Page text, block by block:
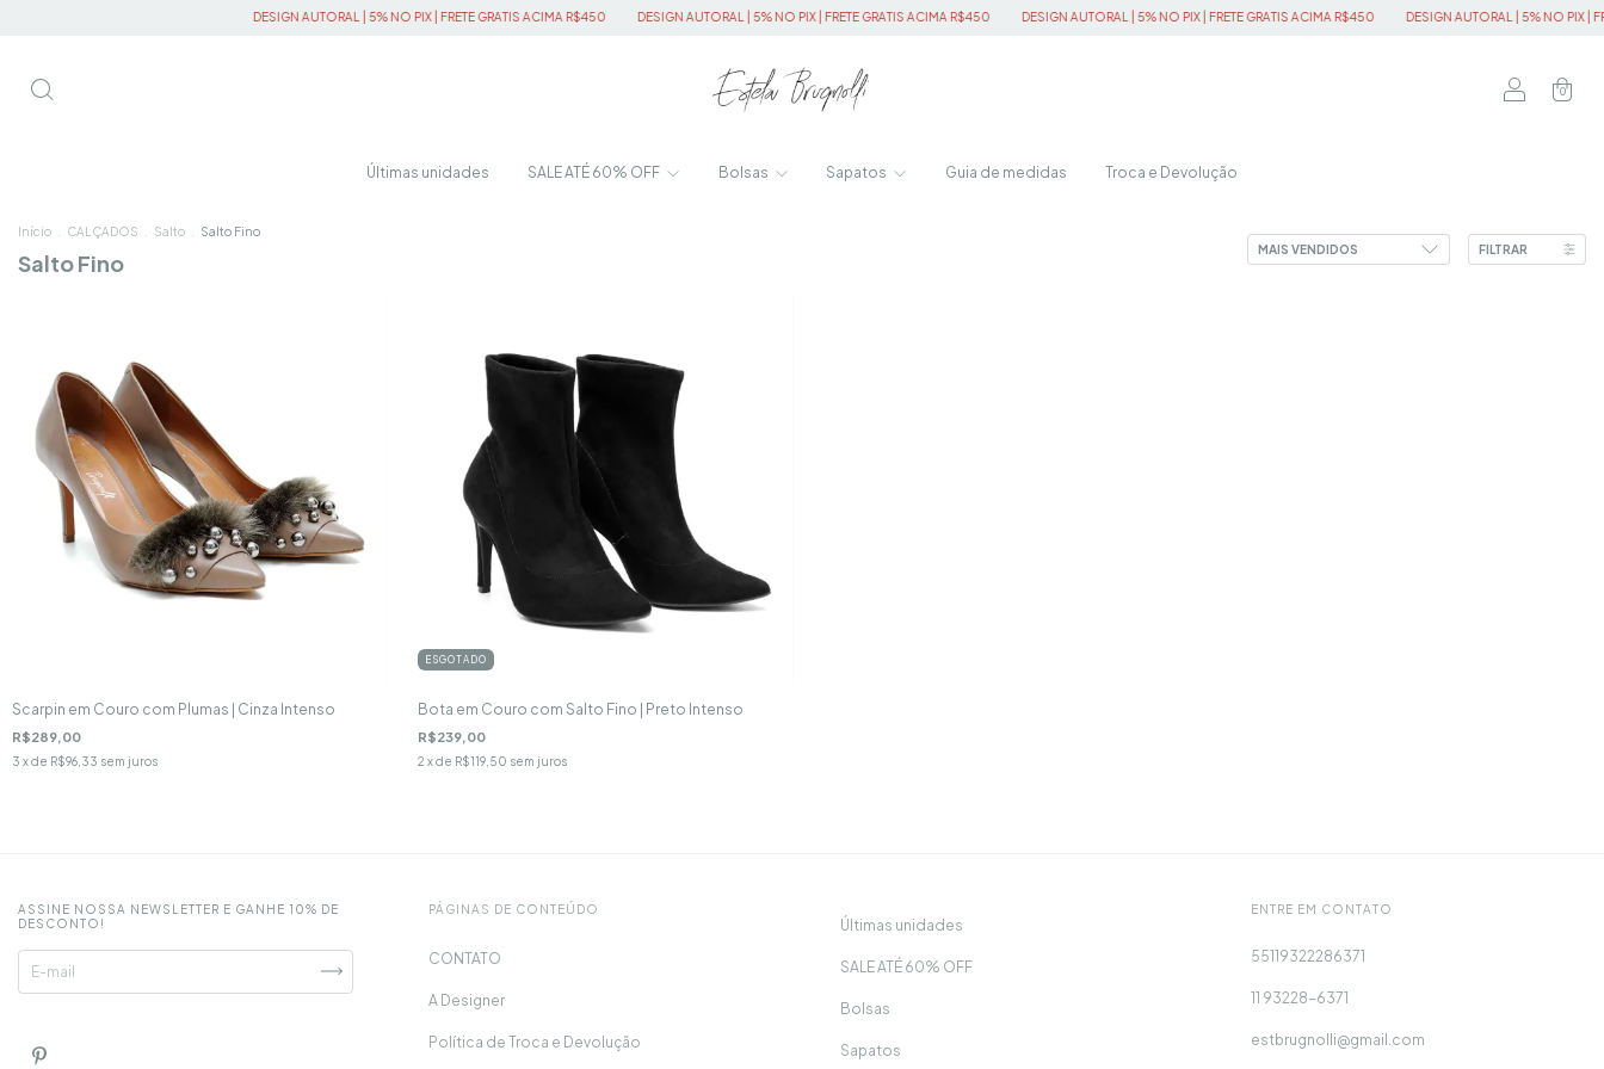
DESIGN AUTORAL | 5% NO PIX | FRETE GRATIS ACIMA R$450 DESIGN AUTORAL | 5% NO PIX | FRETE GRATIS ACIMA R$450 DESIGN AUTORAL | 5% NO PIX | FRETE GRATIS ACIMA R$450 DESIGN AUTORAL | 5% NO PIX | FRETE GRATIS
0
Últimas unidades SALE ATÉ 60% OFF Bolsas Sapatos Guia de medidas Troca e Devolução
Início CALÇADOS Salto Salto Fino
Salto Fino FILTRAR
Scarpin em Couro com Plumas | Cinza Intenso
R$289,00
3 x de R$96,33 sem juros
ESGOTADO
Bota em Couro com Salto Fino | Preto Intenso
R$239,00
2 x de R$119,50 sem juros
ASSINE NOSSA NEWSLETTER E GANHE 10% DE
DESCONTO!
PÁGINAS DE CONTEÚDO
CONTATO
A Designer
Política de Troca e Devolução
Últimas unidades
SALE ATÉ 60% OFF
Bolsas
Sapatos
ENTRE EM CONTATO
55119322286371
11 93228-6371
estbrugnolli@gmail.com